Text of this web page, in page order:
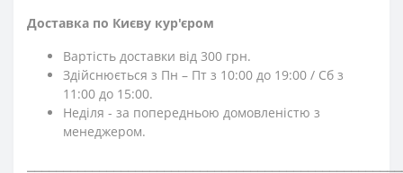
Доставка по Києву кур'єром
Вартість доставки від 300 грн.
Здійснюється з Пн – Пт з 10:00 до 19:00 / Сб з
11:00 до 15:00.
Неділя - за попередньою домовленістю з
менеджером.